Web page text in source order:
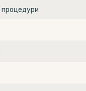
процедури